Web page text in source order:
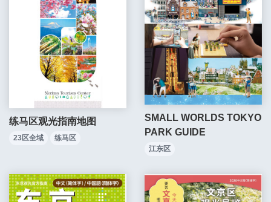
练马区观光指南地图
23区全域 练马区
SMALL WORLDS TOKYO
PARK GUIDE
江东区